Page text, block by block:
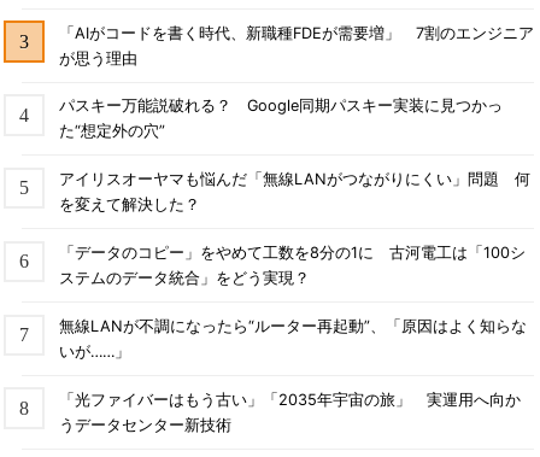
「AIがコードを書く時代、新職種FDEが需要増」 7割のエンジニア
が思う理由
パスキー万能説破れる？ Google同期パスキー実装に見つかっ
た“想定外の穴”
アイリスオーヤマも悩んだ「無線LANがつながりにくい」問題 何
を変えて解決した？
「データのコピー」をやめて工数を8分の1に 古河電工は「100シ
ステムのデータ統合」をどう実現？
無線LANが不調になったら“ルーター再起動”、「原因はよく知らな
いが……」
「光ファイバーはもう古い」「2035年宇宙の旅」 実運用へ向か
うデータセンター新技術